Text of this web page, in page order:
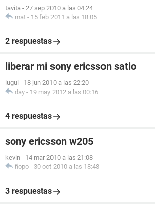
tavita - 27 sep 2010 a las 04:24
mat - 15 feb 2011 a las 18:05
2 respuestas
liberar mi sony ericsson satio
lugui - 18 jun 2010 a las 22:20
day - 19 may 2012 a las 00:16
4 respuestas
sony ericsson w205
kevin - 14 mar 2010 a las 21:08
ñopo - 30 oct 2010 a las 18:48
3 respuestas